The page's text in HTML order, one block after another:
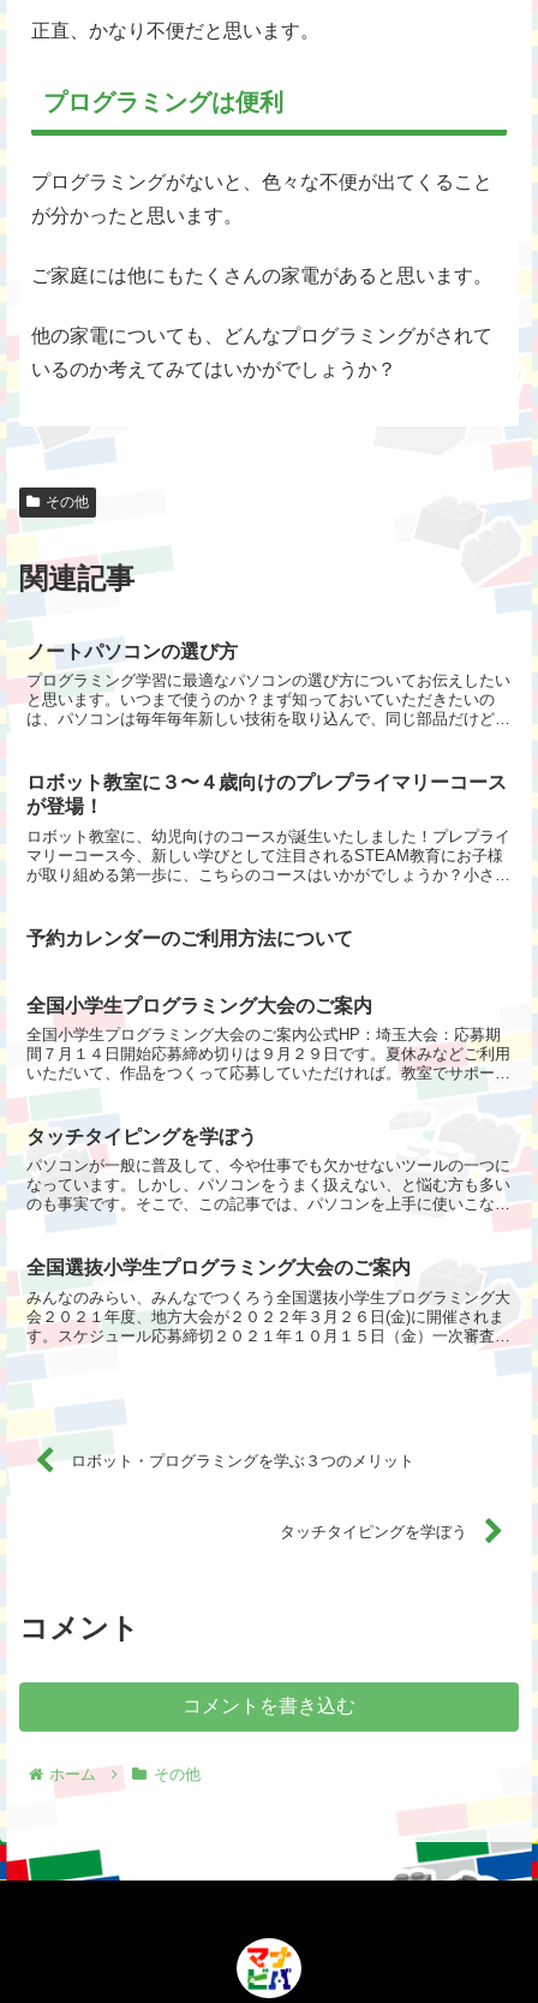
正直、かなり不便だと思います。
プログラミングは便利
プログラミングがないと、色々な不便が出てくること
が分かったと思います。
ご家庭には他にもたくさんの家電があると思います。
他の家電についても、どんなプログラミングがされて
いるのか考えてみてはいかがでしょうか？
その他
関連記事
ノートパソコンの選び方
プログラミング学習に最適なパソコンの選び方についてお伝えしたい
と思います。いつまで使うのか？まず知っておいていただきたいの
は、パソコンは毎年毎年新しい技術を取り込んで、同じ部品だけどよ
ロボット教室に３〜４歳向けのプレプライマリーコース
が登場！
ロボット教室に、幼児向けのコースが誕生いたしました！プレプライ
マリーコース今、新しい学びとして注目されるSTEAM教育にお子様
が取り組める第一歩に、こちらのコースはいかがでしょうか？小さな
予約カレンダーのご利用方法について
全国小学生プログラミング大会のご案内
全国小学生プログラミング大会のご案内公式HP：埼玉大会：応募期
間７月１４日開始応募締め切りは９月２９日です。夏休みなどご利用
いただいて、作品をつくって応募していただければ。教室でサポート
できることもあると思いますので、個別にご相談ください。...
タッチタイピングを学ぼう
パソコンが一般に普及して、今や仕事でも欠かせないツールの一つに
なっています。しかし、パソコンをうまく扱えない、と悩む方も多い
のも事実です。そこで、この記事では、パソコンを上手に使いこなす
ために避けて通れない、タッチタイピングという技術を身に...
全国選抜小学生プログラミング大会のご案内
みんなのみらい、みんなでつくろう全国選抜小学生プログラミング大
会２０２１年度、地方大会が２０２２年３月２６日(金)に開催されま
す。スケジュール応募締切２０２１年１０月１５日（金）一次審査１
０月末 書類審査最終審査１２月 動画によるプレゼンテ...
ロボット・プログラミングを学ぶ３つのメリット
タッチタイピングを学ぼう
コメント
コメントを書き込む
ホーム その他